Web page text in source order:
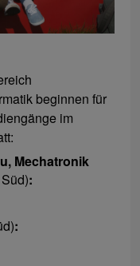
beginnen für
im
Mechatronik
:
: